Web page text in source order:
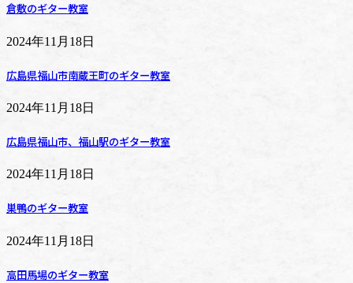
倉敷のギター教室
2024年11月18日
広島県福山市南蔵王町のギター教室
2024年11月18日
広島県福山市、福山駅のギター教室
2024年11月18日
巣鴨のギター教室
2024年11月18日
高田馬場のギター教室